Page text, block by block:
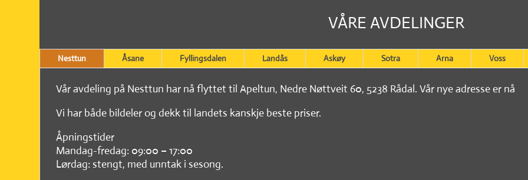
VÅRE AVDELINGER
Nesttun Åsane Fyllingsdalen Landås Askøy Sotra Arna Voss
Vår avdeling på Nesttun har nå flyttet til Apeltun, Nedre Nøttveit 60, 5238 Rådal. Vår nye adresse er nå
Vi har både bildeler og dekk til landets kanskje beste priser.
Åpningstider
Mandag-fredag: 09:00 – 17:00
Lørdag: stengt, med unntak i sesong.